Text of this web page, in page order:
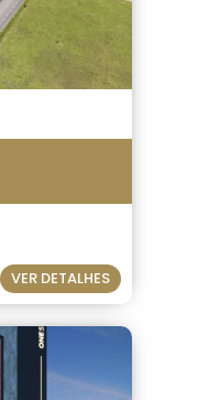
VER DETALHES